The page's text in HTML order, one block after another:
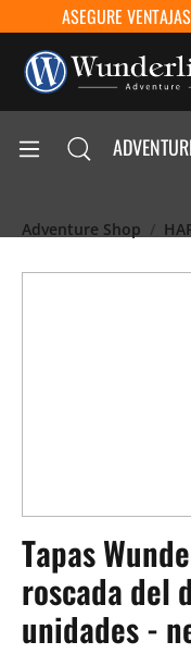
ASEGURE
Adventure Shop
Tapas
roscada del
unidades -